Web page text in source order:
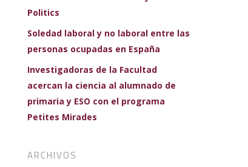
Politics
Soledad laboral y no laboral entre las
personas ocupadas en España
Investigadoras de la Facultad
acercan la ciencia al alumnado de
primaria y ESO con el programa
Petites Mirades
ARCHIVOS